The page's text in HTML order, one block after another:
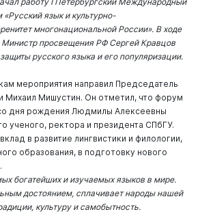
язык и культурно-
многонациональной России». В ходе
Министр просвещения РФ Сергей Кравцов
русского языка и его популяризации.
мероприятия направил Председатель
Михаил Мишустин. Он отметил, что форум
дня рождения Людмилы Алексеевны
ученого, ректора и президента СПбГУ.
в развитие лингвистики и филологии,
образования, в подготовку нового
богатейших и изучаемых языков в мире.
достоянием, сплачивает народы нашей
культуру и самобытность.